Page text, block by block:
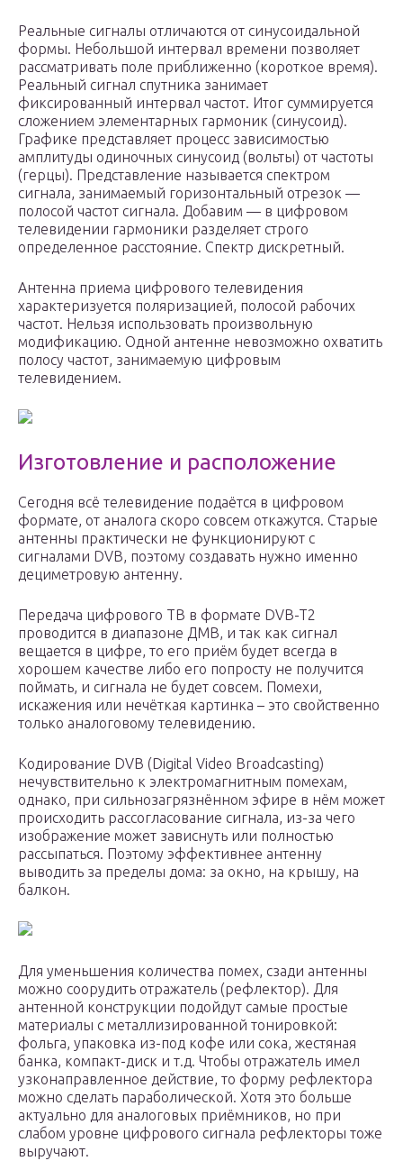
Реальные сигналы отличаются от синусоидальной
формы. Небольшой интервал времени позволяет
рассматривать поле приближенно (короткое время).
Реальный сигнал спутника занимает
фиксированный интервал частот. Итог суммируется
сложением элементарных гармоник (синусоид).
Графике представляет процесс зависимостью
амплитуды одиночных синусоид (вольты) от частоты
(герцы). Представление называется спектром
сигнала, занимаемый горизонтальный отрезок —
полосой частот сигнала. Добавим — в цифровом
телевидении гармоники разделяет строго
определенное расстояние. Спектр дискретный.
Антенна приема цифрового телевидения
характеризуется поляризацией, полосой рабочих
частот. Нельзя использовать произвольную
модификацию. Одной антенне невозможно охватить
полосу частот, занимаемую цифровым
телевидением.
Изготовление и расположение
Сегодня всё телевидение подаётся в цифровом
формате, от аналога скоро совсем откажутся. Старые
антенны практически не функционируют с
сигналами DVB, поэтому создавать нужно именно
дециметровую антенну.
Передача цифрового ТВ в формате DVB-T2
проводится в диапазоне ДМВ, и так как сигнал
вещается в цифре, то его приём будет всегда в
хорошем качестве либо его попросту не получится
поймать, и сигнала не будет совсем. Помехи,
искажения или нечёткая картинка – это свойственно
только аналоговому телевидению.
Кодирование DVB (Digital Video Broadcasting)
нечувствительно к электромагнитным помехам,
однако, при сильнозагрязнённом эфире в нём может
происходить рассогласование сигнала, из-за чего
изображение может зависнуть или полностью
рассыпаться. Поэтому эффективнее антенну
выводить за пределы дома: за окно, на крышу, на
балкон.
Для уменьшения количества помех, сзади антенны
можно соорудить отражатель (рефлектор). Для
антенной конструкции подойдут самые простые
материалы с металлизированной тонировкой:
фольга, упаковка из-под кофе или сока, жестяная
банка, компакт-диск и т.д. Чтобы отражатель имел
узконаправленное действие, то форму рефлектора
можно сделать параболической. Хотя это больше
актуально для аналоговых приёмников, но при
слабом уровне цифрового сигнала рефлекторы тоже
выручают.